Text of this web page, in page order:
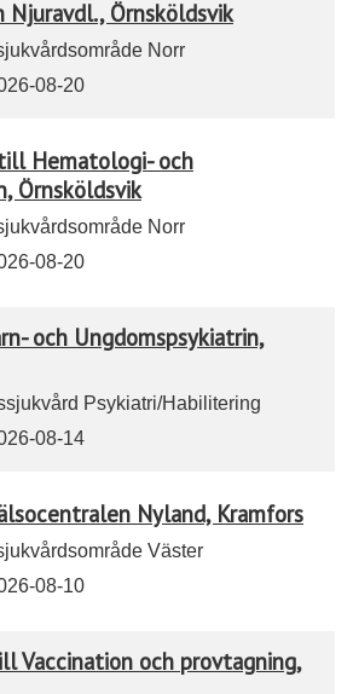
Njuravdl., Örnsköldsvik
Norr
08-20
Hematologi- och
Örnsköldsvik
Norr
08-20
och Ungdomspsykiatrin,
Psykiatri/Habilitering
08-14
Nyland, Kramfors
Väster
08-10
Vaccination och provtagning,